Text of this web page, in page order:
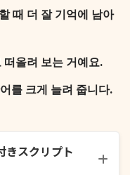
때 더 잘 기억에 남아
올려 보는 거예요.
를 크게 늘려 줍니다.
スクリプト